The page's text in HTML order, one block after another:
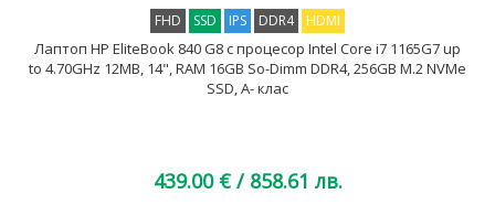
FHD SSD IPS DDR4 HDMI
Лаптоп HP EliteBook 840 G8 с процесор Intel Core i7 1165G7 up
to 4.70GHz 12MB, 14", RAM 16GB So-Dimm DDR4, 256GB M.2 NVMe
SSD, A- клас
439.00 € / 858.61 лв.